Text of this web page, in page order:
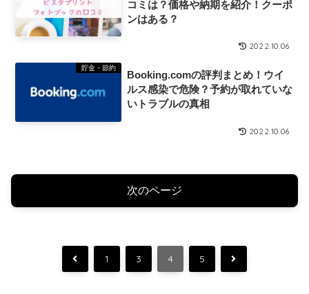
コミは？価格や納期を紹介！クーポ
ンはある？
2022.10.06
貯金・節約
Booking.comの評判まとめ！ウイ
ルス感染で危険？予約が取れていな
いトラブルの真相
2022.10.06
次のページ
前 1 3 4 5 次